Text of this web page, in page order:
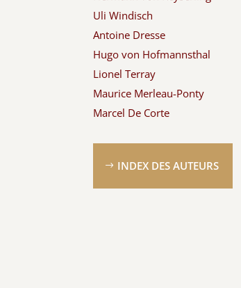
Uli Windisch
Antoine Dresse
Hugo von Hofmannsthal
Lionel Terray
Maurice Merleau-Ponty
Marcel De Corte
INDEX DES AUTEURS